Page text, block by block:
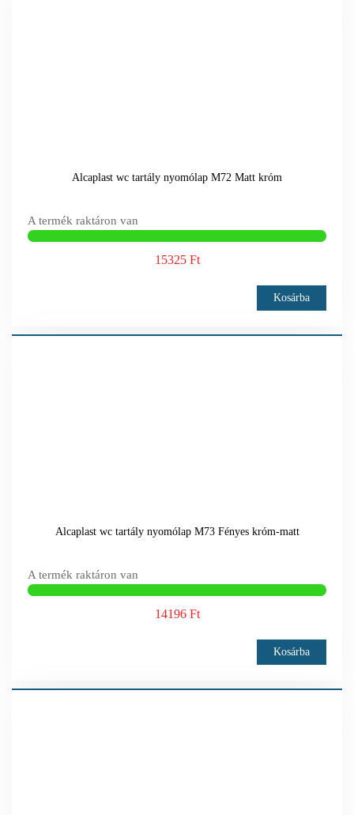
Alcaplast wc tartály nyomólap M72 Matt króm
A termék raktáron van
15325 Ft
Kosárba
Alcaplast wc tartály nyomólap M73 Fényes króm-matt
A termék raktáron van
14196 Ft
Kosárba